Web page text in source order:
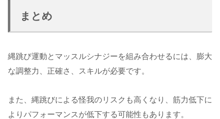
まとめ
縄跳び運動とマッスルシナジーを組み合わせるには、膨大
な調整力、正確さ、スキルが必要です。
また、縄跳びによる怪我のリスクも高くなり、筋力低下に
よりパフォーマンスが低下する可能性もあります。